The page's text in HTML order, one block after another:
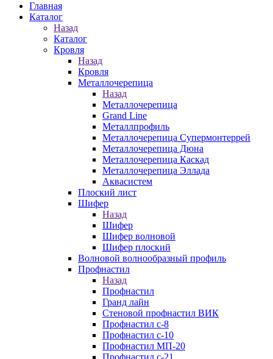
Главная
Каталог
Назад
Каталог
Кровля
Назад
Кровля
Металлочерепица
Назад
Металлочерепица
Grand Line
Металлпрофиль
Металлочерепица Супермонтеррей
Металлочерепица Дюна
Металлочерепица Каскад
Металлочерепица Эллада
Аквасистем
Плоский лист
Шифер
Назад
Шифер
Шифер волновой
Шифер плоский
Волновой волнообразный профиль
Профнастил
Назад
Профнастил
Гранд лайн
Стеновой профнастил ВИК
Профнастил с-8
Профнастил с-10
Профнастил МП-20
Профнастил с-21